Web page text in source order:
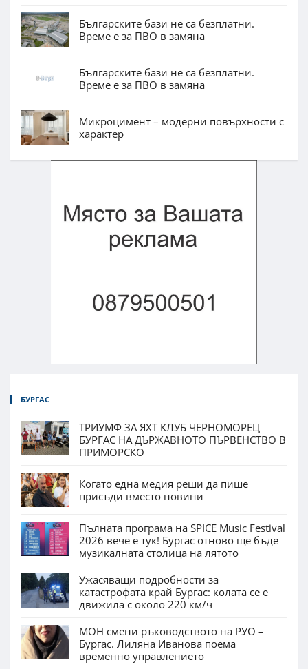
Българските бази не са безплатни.
Време е за ПВО в замяна
Българските бази не са безплатни.
Време е за ПВО в замяна
Микроцимент – модерни повърхности с
характер
БУРГАС
ТРИУМФ ЗА ЯХТ КЛУБ ЧЕРНОМОРЕЦ
БУРГАС НА ДЪРЖАВНОТО ПЪРВЕНСТВО В
ПРИМОРСКО
Когато една медия реши да пише
присъди вместо новини
Пълната програма на SPICE Music Festival
2026 вече е тук! Бургас отново ще бъде
музикалната столица на лятото
Ужасяващи подробности за
катастрофата край Бургас: колата се е
движила с около 220 км/ч
МОН смени ръководството на РУО –
Бургас. Лиляна Иванова поема
временно управлението